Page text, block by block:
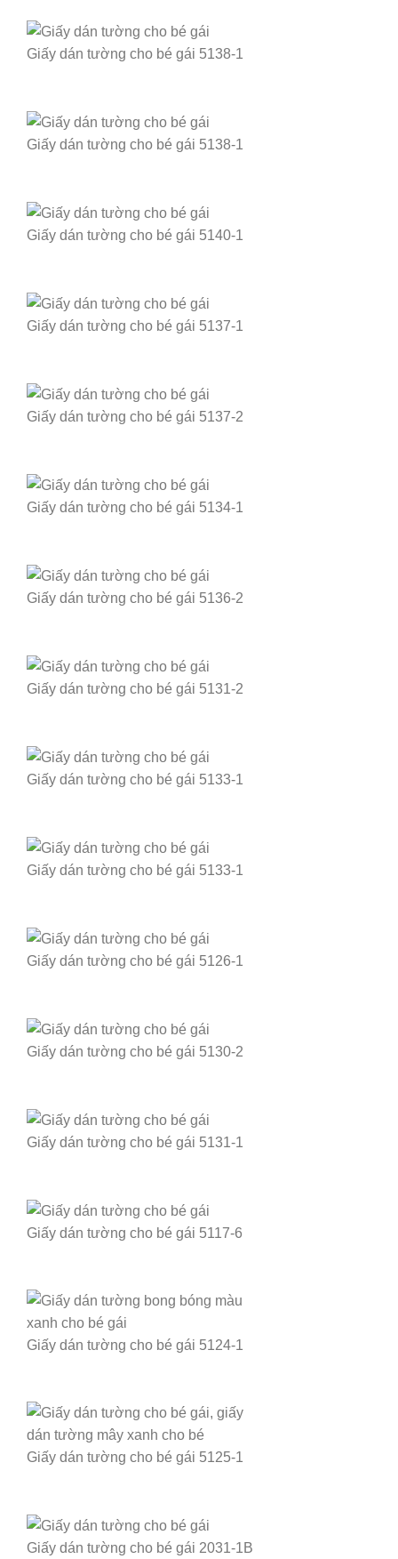
Giấy dán tường cho bé gái 5138-1
Giấy dán tường cho bé gái 5138-1
Giấy dán tường cho bé gái 5140-1
Giấy dán tường cho bé gái 5137-1
Giấy dán tường cho bé gái 5137-2
Giấy dán tường cho bé gái 5134-1
Giấy dán tường cho bé gái 5136-2
Giấy dán tường cho bé gái 5131-2
Giấy dán tường cho bé gái 5133-1
Giấy dán tường cho bé gái 5133-1
Giấy dán tường cho bé gái 5126-1
Giấy dán tường cho bé gái 5130-2
Giấy dán tường cho bé gái 5131-1
Giấy dán tường cho bé gái 5117-6
Giấy dán tường cho bé gái 5124-1
Giấy dán tường cho bé gái 5125-1
Giấy dán tường cho bé gái 2031-1B